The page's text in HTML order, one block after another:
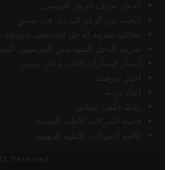
أسعار صرف الدينار التونسي
البحث عن الرمز البريدي في تونس
محاكي ضريبة الدخل الشخصي للموظف/
ضريبة الدخل للمتقاعدين الفرنسيين
أسعار السيارات الجديدة في تونس
أخبار تروفيت
أخبار تونس
رابط خلفي مجاني
قائمة الشركات الأهلية المحلية
قائمة الشركات الأهلية الجهوية
Reserved.